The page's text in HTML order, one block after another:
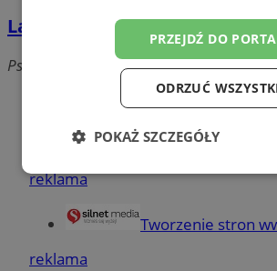
Lazar-E Eugeniusz Lazar -
Pszczyńska, 44-240 Żory
Pozostałe firmy w kategorii
reklama
Tworzenie stron
reklama
PRZEJDŹ DO
ODRZUĆ
POKAŻ SZCZEGÓŁY
Niezbędne Wydajność